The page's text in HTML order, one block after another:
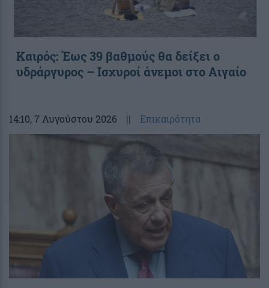
Καιρός: Έως 39 βαθμούς θα δείξει ο
υδράργυρος – Ισχυροί άνεμοι στο Αιγαίο
14:10, 7 Αυγούστου 2026 || Επικαιρότητα